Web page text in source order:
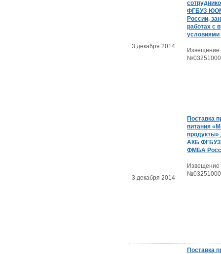
3 декабря 2014
ФГБУЗ
России,
работах с
условиями
Извещение
3 декабря 2014
Поставка
питания
АКБ
ФМБА
Извещение
Поставка